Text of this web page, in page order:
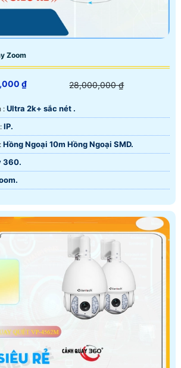
Zoom
₫ 28,000,000 ₫
: Ultra 2k+ sắc nét .
✳️ Sử dụng công nghệ : IP.
🌜 Tầm Nhìn Ban Đêm : Hồng Ngoại 10m Hồng Ngoại SMD.
360.